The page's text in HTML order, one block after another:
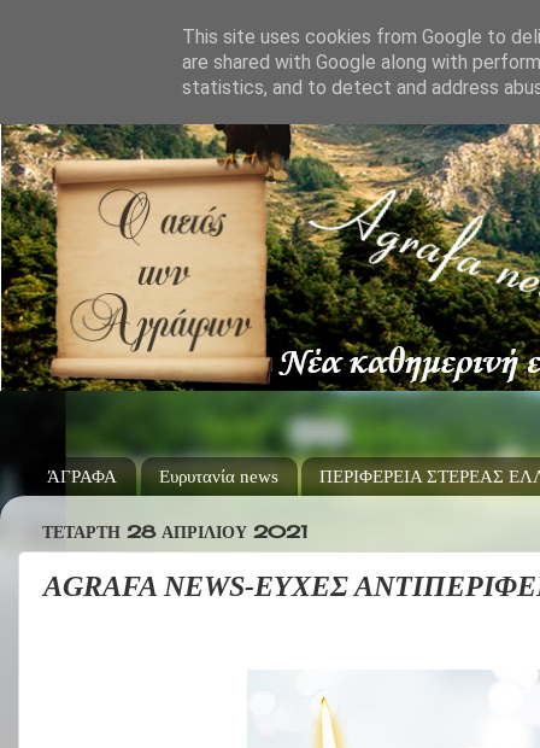
ΆΓΡΑΦΑ Ευρυτανία news ΠΕΡΙΦΕΡΕΙΑ ΣΤΕΡΕΑΣ
ΤΕΤΆΡΤΗ 28 ΑΠΡΙΛΊΟΥ 2021
AGRAFA NEWS-ΕΥΧΕΣ
This site uses cookies from Google to
are shared with Google along with
statistics, and to detect and address